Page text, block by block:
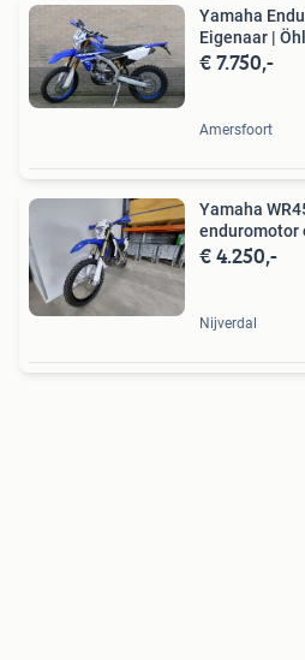
Yamaha
Eigenaar |
€ 7.750,-
Amersfoort
Yamaha
enduromotor
€ 4.250,-
Nijverdal